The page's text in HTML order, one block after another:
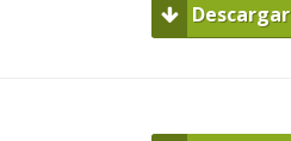
Descargar